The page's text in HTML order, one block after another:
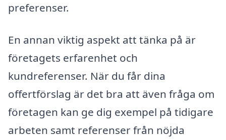
preferenser.
En annan viktig aspekt att tänka på är
företagets erfarenhet och
kundreferenser. När du får dina
offertförslag är det bra att även fråga om
företagen kan ge dig exempel på tidigare
arbeten samt referenser från nöjda